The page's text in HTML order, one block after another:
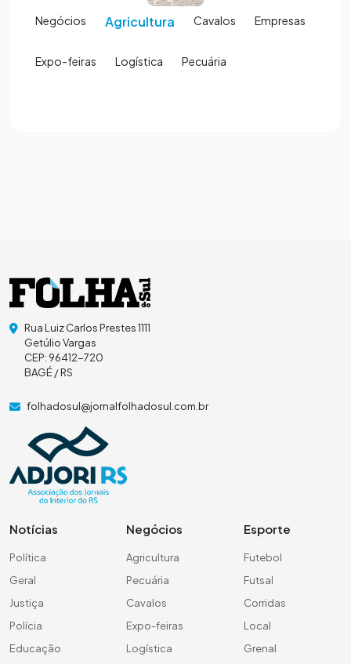
Negócios Agricultura Cavalos Empresas
Expo-feiras Logística Pecuária
Rua Luiz Carlos Prestes 1111
Getúlio Vargas
CEP: 96412-720
BAGÉ / RS
folhadosul@jornalfolhadosul.com.br
Notícias
Política
Geral
Justiça
Polícia
Educação
Negócios
Agricultura
Pecuária
Cavalos
Expo-feiras
Logística
Esporte
Futebol
Futsal
Corridas
Local
Grenal